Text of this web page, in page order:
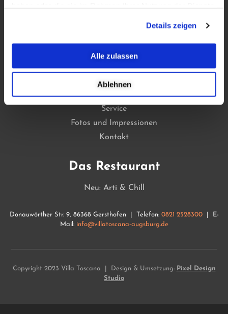
Details zeigen
Alle zulassen
Ablehnen
Impressum
Das Hotel
Zimmer reservieren
Service
Fotos und Impressionen
Kontakt
Das Restaurant
Neu: Arti & Chill
Donauwörther Str. 9, 86368 Gersthofen | Telefon: 0821 2528300| E-
Mail: info@villatoscana-augsburg.de
Copyright 2023 Villa Toscana | Design & Umsetzung: Pixel Design
Studio